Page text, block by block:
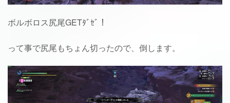
ボルボロス尻尾GETﾀﾞｾﾞ！
って事で尻尾もちょん切ったので、倒します。